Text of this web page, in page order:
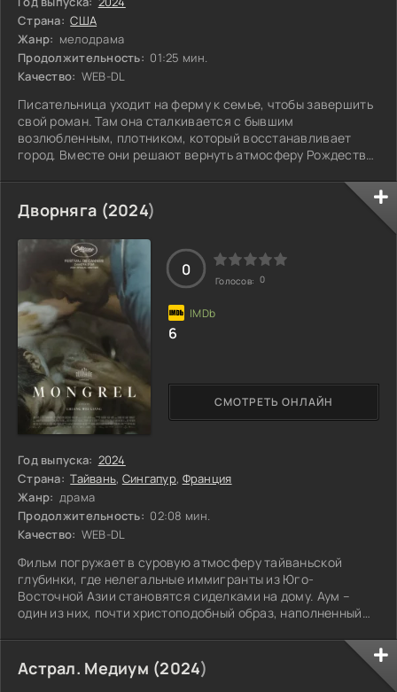
Страна: США
Жанр: мелодрама
Продолжительность: 01:25 мин.
Качество: WEB-DL
Писательница уходит на ферму к семье, чтобы завершить
свой роман. Там она сталкивается с бывшим
возлюбленным, плотником, который восстанавливает
город. Вместе они решают вернуть атмосферу Рождества,
не только воспоминания, но и новые чувства, заставляя
задуматься, насколько сильно можно изменить жизнь,
если рядом тот, кто вдохновляет. Смогут ли они найти в
себе силы, чтобы воскресить не только дух праздника, но
и искру, которая когда-то
Дворняга (2024)
Год выпуска: 2024
Страна: Тайвань, Сингапур, Франция
Жанр: драма
Продолжительность: 02:08 мин.
Качество: WEB-DL
Фильм погружает в суровую атмосферу тайваньской
глубинки, где нелегальные иммигранты из Юго-
Восточной Азии становятся сиделками на дому. Аум –
один из них, почти христоподобный образ, наполненный
ради собственного спасения или остаться, сохраняя
человечность в окружении жестокости. В этом мире, где
человеческая жизнь имеет свою цену, его судьба
СМОТРЕТЬ ОНЛАЙН
0
Голосов: 0
6
Астрал. Медиум (2024)